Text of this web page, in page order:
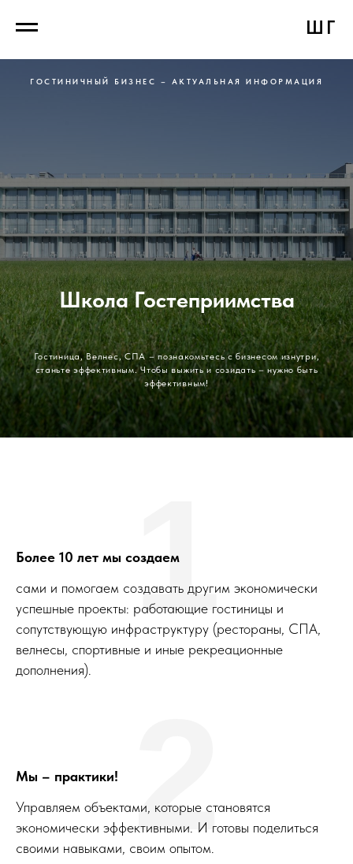
ШГ
ГОСТИНИЧНЫЙ БИЗНЕС – АКТУАЛЬНАЯ ИНФОРМАЦИЯ
Школа Гостеприимства
Гостиница, Велнес, СПА – познакомьтесь с бизнесом изнутри,
станьте эффективным. Чтобы выжить и созидать – нужно быть
эффективным!
Более 10 лет мы создаем
сами и помогаем создавать другим экономически
успешные проекты: работающие гостиницы и
сопутствующую инфраструктуру (рестораны, СПА,
велнесы, спортивные и иные рекреационные
дополнения).
1
Мы – практики!
Управляем объектами, которые становятся
экономически эффективными. И готовы поделиться
своими навыками, своим опытом.
2